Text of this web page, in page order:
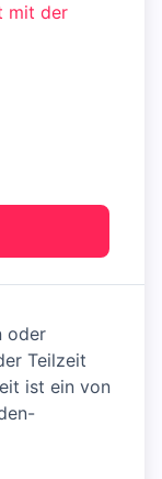
mit der
oder
Teilzeit
ist ein von